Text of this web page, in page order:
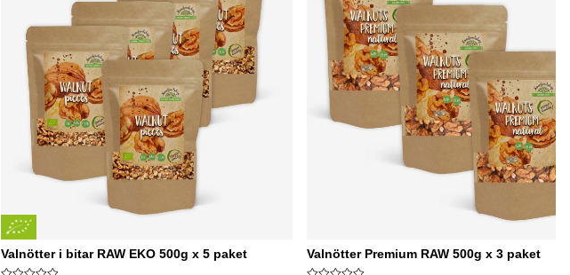
Valnötter i bitar RAW EKO 500g x 5 paket Valnötter Premium RAW 500g x 3 paket